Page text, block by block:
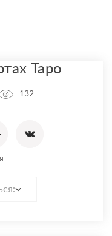
Таро
132